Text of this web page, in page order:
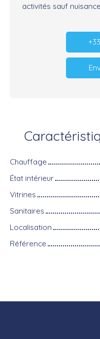
activités sauf
Chauffage
État intérieur
Vitrines
Sanitaires
Localisation
Référence